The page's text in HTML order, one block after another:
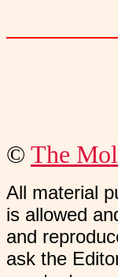
© The
All material
is allowed
and
ask the